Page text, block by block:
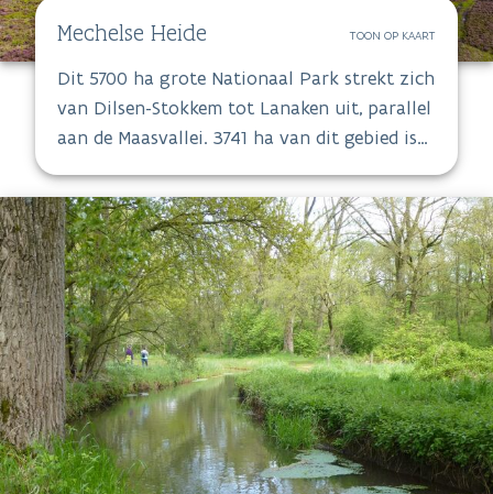
Mechelse Heide TOON OP KAART
Dit 5700 ha grote Nationaal Park strekt zich
van Dilsen-Stokkem tot Lanaken uit, parallel
aan de Maasvallei. 3741 ha van dit gebied is
beschermingszone.